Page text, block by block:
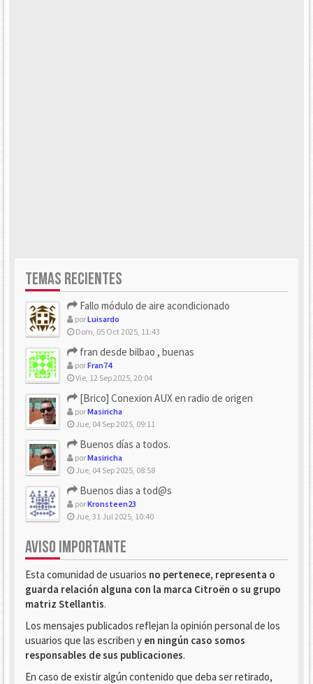
TEMAS RECIENTES
Fallo módulo de aire acondicionado
porLuisardo
Dom, 05 Oct 2025, 11:43
fran desde bilbao , buenas
porFran74
Vie, 12 Sep 2025, 20:04
[Brico] Conexion AUX en radio de origen
porMasiricha
Jue, 04 Sep 2025, 09:11
Buenos días a todos.
porMasiricha
Jue, 04 Sep 2025, 08:58
Buenos dias a tod@s
porKronsteen23
Jue, 31 Jul 2025, 10:40
AVISO IMPORTANTE
Esta comunidad de usuarios no pertenece, representa o
guarda relación alguna con la marca Citroën o su grupo
matriz Stellantis.
Los mensajes publicados reflejan la opinión personal de los
usuarios que las escriben y en ningún caso somos
responsables de sus publicaciones.
En caso de existir algún contenido que deba ser retirado,